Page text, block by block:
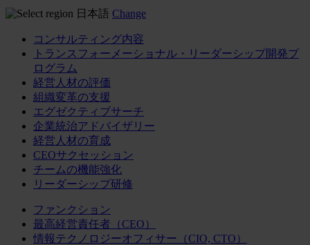
日本語 Change
コンサルティング内容
トランスフォーメーショナル・リーダーシップ開発プ
ログラム
経営人材の評価
組織変革の支援
エグゼクティブサーチ
企業統治アドバイザリー
経営人材の育成
CEOサクセッション
チームの機能強化
リーダーシップ研修
ファンクション
最高経営責任者（CEO）
情報テクノロジーオフィサー（CIO, CTO）